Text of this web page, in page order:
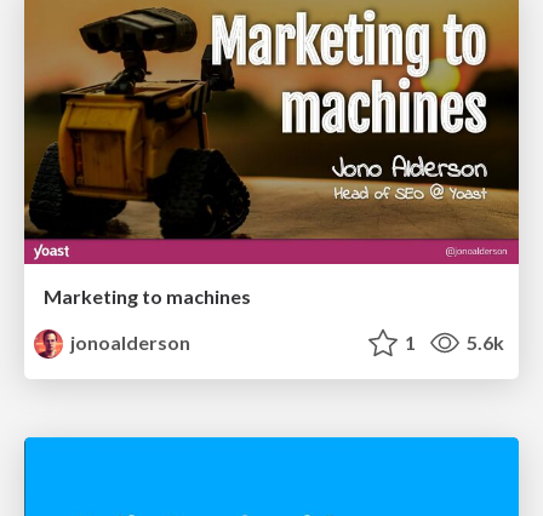
Marketing to machines
jonoalderson
1 5.6k